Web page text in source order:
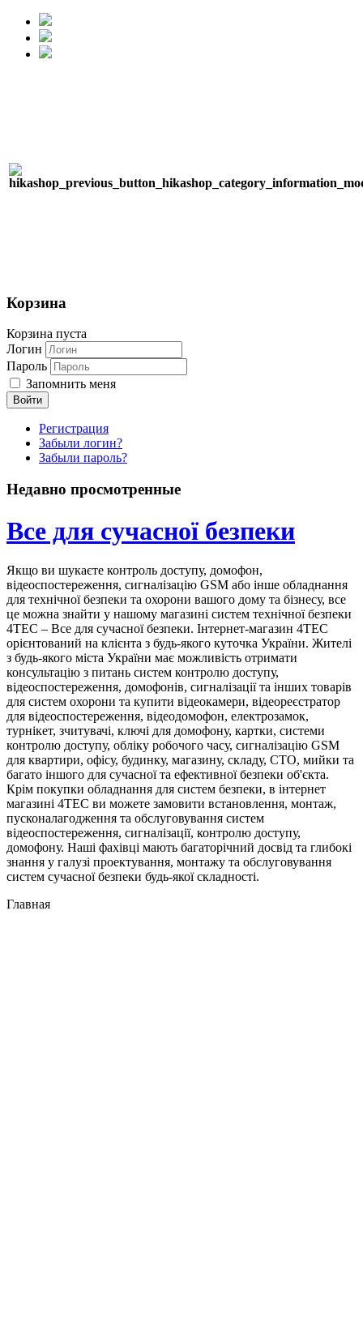
Корзина
Корзина пуста
Логин
Пароль
Запомнить меня
Регистрация
Забыли логин?
Забыли пароль?
Недавно просмотренные
Все для сучасної безпеки
Якщо ви шукаєте контроль доступу, домофон,
відеоспостереження, сигналізацію GSM або інше обладнання
для технічної безпеки та охорони вашого дому та бізнесу, все
це можна знайти у нашому магазині систем технічної безпеки
4TEC – Все для сучасної безпеки. Інтернет-магазин 4TEC
орієнтований на клієнта з будь-якого куточка України. Жителі
з будь-якого міста України має можливість отримати
консультацію з питань систем контролю доступу,
відеоспостереження, домофонів, сигналізації та інших товарів
для систем охорони та купити відеокамери, відеореєстратор
для відеоспостереження, відеодомофон, електрозамок,
турнікет, зчитувачі, ключі для домофону, картки, системи
контролю доступу, обліку робочого часу, сигналізацію GSM
для квартири, офісу, будинку, магазину, складу, СТО, мийки та
багато іншого для сучасної та ефективної безпеки об'єкта.
Крім покупки обладнання для систем безпеки, в інтернет
магазині 4TEC ви можете замовити встановлення, монтаж,
пусконалагодження та обслуговування систем
відеоспостереження, сигналізації, контролю доступу,
домофону. Наші фахівці мають багаторічний досвід та глибокі
знання у галузі проектування, монтажу та обслуговування
систем сучасної безпеки будь-якої складності.
Главная